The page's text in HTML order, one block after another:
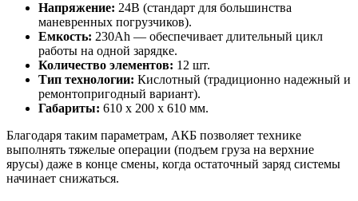
Напряжение: 24В (стандарт для большинства
маневренных погрузчиков).
Емкость: 230Ah — обеспечивает длительный цикл
работы на одной зарядке.
Количество элементов: 12 шт.
Тип технологии: Кислотный (традиционно надежный и
ремонтопригодный вариант).
Габариты: 610 x 200 x 610 мм.
Благодаря таким параметрам, АКБ позволяет технике
выполнять тяжелые операции (подъем груза на верхние
ярусы) даже в конце смены, когда остаточный заряд системы
начинает снижаться.